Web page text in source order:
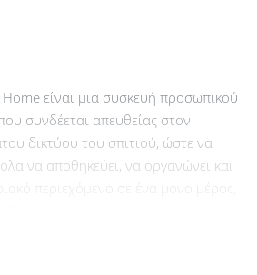
είναι μια συσκευή προσωπικού
συνδέεται απευθείας στον
δικτύου του σπιτιού, ώστε να
να αποθηκεύει, να οργανώνει και
περιεχόμενο σε ένα μόνο μέρος,
δημιουργίας αντιγράφων